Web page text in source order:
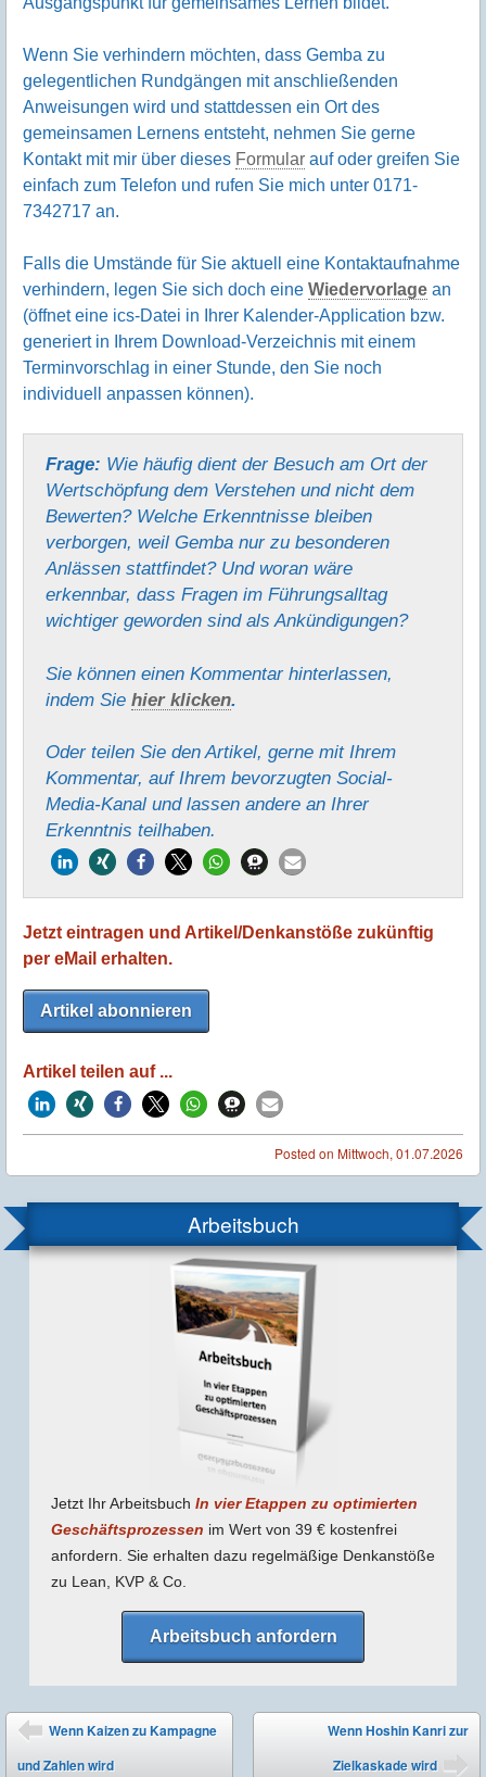
Wenn Sie verhindern möchten, dass Gemba zu
gelegentlichen Rundgängen mit anschließenden
Anweisungen wird und stattdessen ein Ort des
gemeinsamen Lernens entsteht, nehmen Sie gerne
Kontakt mit mir über dieses Formular auf oder greifen Sie
einfach zum Telefon und rufen Sie mich unter 0171-
7342717 an.
Falls die Umstände für Sie aktuell eine Kontaktaufnahme
verhindern, legen Sie sich doch eine Wiedervorlage an
(öffnet eine ics-Datei in Ihrer Kalender-Application bzw.
generiert in Ihrem Download-Verzeichnis mit einem
Terminvorschlag in einer Stunde, den Sie noch
individuell anpassen können).
Frage: Wie häufig dient der Besuch am Ort der
Wertschöpfung dem Verstehen und nicht dem
Bewerten? Welche Erkenntnisse bleiben
verborgen, weil Gemba nur zu besonderen
Anlässen stattfindet? Und woran wäre
erkennbar, dass Fragen im Führungsalltag
wichtiger geworden sind als Ankündigungen?
Sie können einen Kommentar hinter­lassen,
indem Sie hier klicken.
Oder teilen Sie den Artikel, gerne mit Ihrem
Kommentar, auf Ihrem bevorzugten Social-
Media-Kanal und lassen andere an Ihrer
Erkenntnis teilhaben.
Jetzt eintragen und Artikel/Denkanstöße zukünftig
per eMail erhalten.
Artikel abonnieren
Artikel teilen auf ...
Posted on Mittwoch, 01.07.2026
Arbeitsbuch
Jetzt Ihr Arbeitsbuch In vier Etappen zu optimierten
Geschäfts­prozessen im Wert von 39 € kostenfrei
anfordern. Sie erhalten dazu regel­mäßige Denk­anstöße
zu Lean, KVP & Co.
Arbeitsbuch anfordern
Post navigation
⬅
Wenn Kaizen zu Kampagne
und Zahlen wird
Wenn Hoshin Kanri zur
Zielkaskade wird